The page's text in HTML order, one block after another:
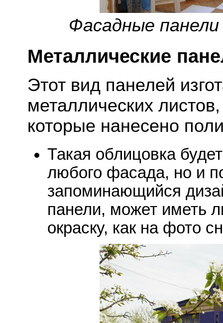
Фасадные
Металлические
Этот вид панелей
металлических
которые нанесено
Такая облицовка
любого фасада, но и
запоминающийся
панели, может иметь
окраску, как на фото